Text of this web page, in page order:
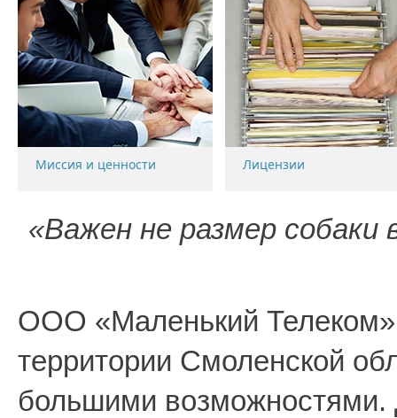
Миссия и ценности Лицензии
«Важен не размер собаки
ООО «Маленький
территории Смоленской
большими возможностями.